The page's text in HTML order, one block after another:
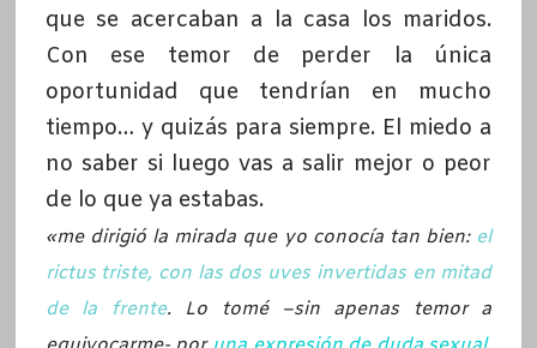
que se acercaban a la casa los maridos.
Con ese temor de perder la única
oportunidad que tendrían en mucho
tiempo… y quizás para siempre. El miedo a
no saber si luego vas a salir mejor o peor
de lo que ya estabas.
«me dirigió la mirada que yo conocía tan bien: el
rictus triste, con las dos uves invertidas en mitad
de la frente. Lo tomé –sin apenas temor a